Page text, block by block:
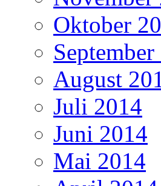
Oktober
August
Juli 2014
Juni 2014
Mai 2014